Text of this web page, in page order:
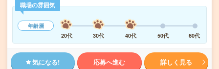
職場の雰囲気
年齢層
20代
30代 40代 50代 60代
気になる! 応募へ進む 詳しく見る